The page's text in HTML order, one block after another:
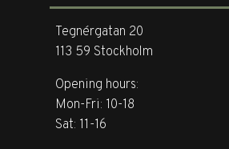
Tegnérgatan 20
113 59 Stockholm
Opening hours:
Mon-Fri: 10-18
Sat: 11-16